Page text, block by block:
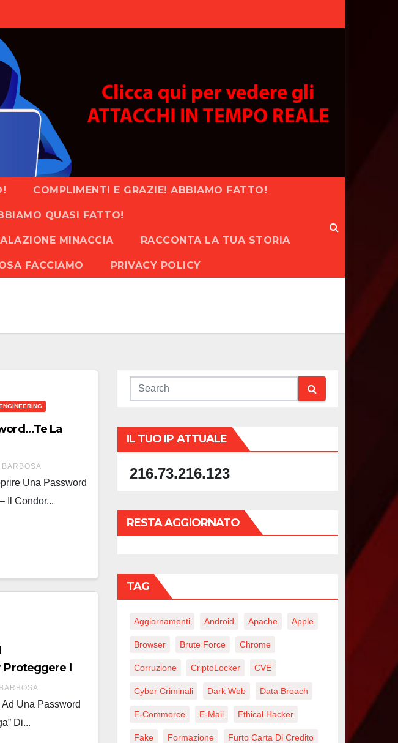
COMPLIMENTI E GRAZIE! ABBIAMO FATTO!
QUASI FATTO!
MINACCIA RACCONTA LA TUA STORIA
FACCIAMO PRIVACY POLICY
La
Una Password
Il Condor...
Proteggere I
Una Password
Di...
IL TUO IP ATTUALE
216.73.216.123
RESTA AGGIORNATO
TAG
Aggiornamenti Android Apache Apple
Browser Brute Force Chrome
Corruzione CriptoLocker CVE
Cyber Criminali Dark Web Data Breach
E-Commerce E-Mail Ethical Hacker
Fake Formazione Furto Carta Di Credito